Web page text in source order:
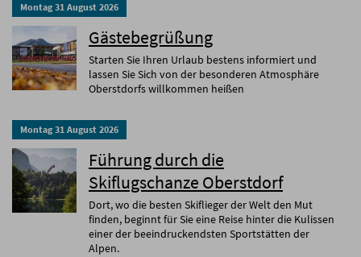
Montag 31 August 2026
Gästebegrüßung
Starten Sie Ihren Urlaub bestens informiert und
lassen Sie Sich von der besonderen Atmosphäre
Oberstdorfs willkommen heißen
Montag 31 August 2026
Führung durch die
Skiflugschanze Oberstdorf
Dort, wo die besten Skiflieger der Welt den Mut
finden, beginnt für Sie eine Reise hinter die Kulissen
einer der beeindruckendsten Sportstätten der
Alpen.